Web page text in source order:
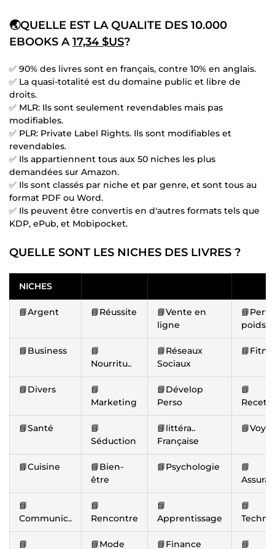
🌏QUELLE EST LA QUALITE DES 10.000
EBOOKS A17,34 $US?
✅ 90% des livres sont en français, contre 10% en anglais.
✅ La quasi-totalité est du domaine public et libre de
droits.
✅ MLR: Ils sont seulement revendables mais pas
modifiables.
✅ PLR: Private Label Rights. Ils sont modifiables et
revendables.
✅ Ils appartiennent tous aux 50 niches les plus
demandées sur Amazon.
✅ Ils sont classés par niche et par genre, et sont tous au
format PDF ou Word.
✅ Ils peuvent être convertis en d'autres formats tels que
KDP, ePub, et Mobipocket.
QUELLE SONT LES NICHES DES LIVRES ?
NICHES
📘Argent 📘Réussite
📘Vente en
ligne
📘Perte
poids
📘Business
📘
Nourritu..
📘Réseaux
Sociaux
📘Divers
📘
Marketing
📘Dévelop
Perso
📘
📘Santé
📘
Séduction
📘littéra..
Française
📘Cuisine
📘Bien-
être
📘Psychologie
📘
📘
Communic..
📘
Rencontre
📘
Apprentissage
📘
📘 📘Mode 📘Finance 📘